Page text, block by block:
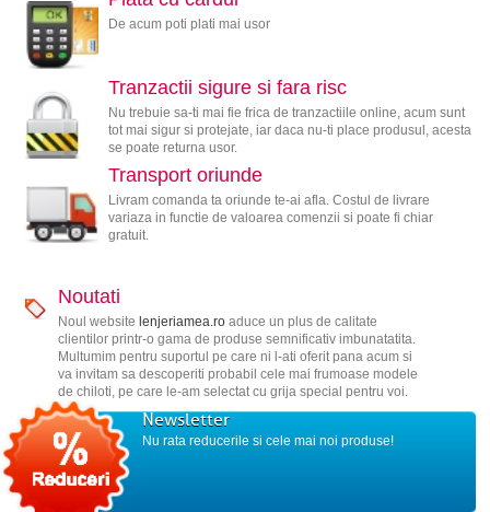
De acum poti plati mai usor
Tranzactii sigure si fara risc
Nu trebuie sa-ti mai fie frica de tranzactiile online, acum sunt
tot mai sigur si protejate, iar daca nu-ti place produsul, acesta
se poate returna usor.
Transport oriunde
Livram comanda ta oriunde te-ai afla. Costul de livrare
variaza in functie de valoarea comenzii si poate fi chiar
gratuit.
Noutati
Noul website lenjeriamea.roaduce un plus de calitate
clientilor printr-o gama de produse semnificativ imbunatatita.
Multumim pentru suportul pe care ni l-ati oferit pana acum si
va invitam sa descoperiti probabil cele mai frumoase modele
de chiloti, pe care le-am selectat cu grija special pentru voi.
Newsletter
Nu rata reducerile si cele mai noi produse!